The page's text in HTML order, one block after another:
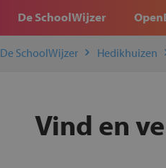
De SchoolWijzer
De SchoolWijzer Hedikhuizen
Vind en